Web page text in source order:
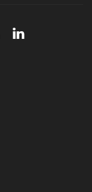
2026! (video)